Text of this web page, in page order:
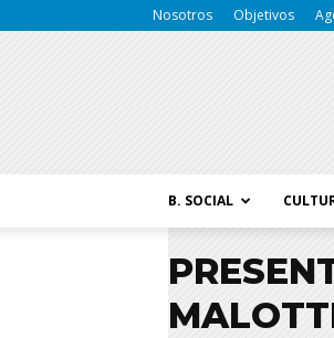
Nosotros Objetivos
B. SOCIAL